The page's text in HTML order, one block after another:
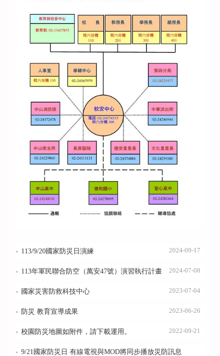
113/9/20國家防災日演練 2024-09-17
113年軍民聯合防空（萬安47號）演習執行計畫 2024-07-08
國家災害防救科技中心 2023-07-04
防災 教育宣導成果 2023-06-26
校園防災地圖如附件，請下載運用。 2022-09-21
9/21國家防災日 有線電視與MOD將同步播放災防訊息